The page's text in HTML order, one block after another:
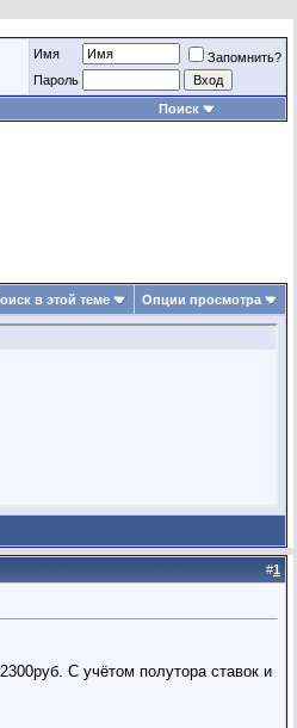
Имя
Запомнить?
Пароль
Поиск
в этой теме Опции просмотра
#1
С учётом полутора ставок и